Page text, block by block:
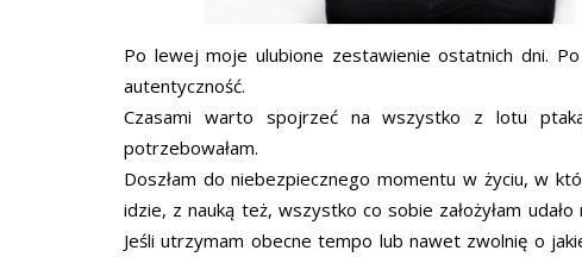
Po lewej moje ulubione zestawienie ostatnich dni.
autentyczność.
Czasami warto spojrzeć na wszystko z lotu
potrzebowałam.
Doszłam do niebezpiecznego momentu w życiu, w
idzie, z nauką też, wszystko co sobie założyłam
Jeśli utrzymam obecne tempo lub nawet zwolnię o